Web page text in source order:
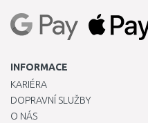
INFORMACE
KARIÉRA
DOPRAVNÍ SLUŽBY
O NÁS